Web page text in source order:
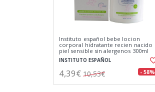
Instituto español bebe locion
corporal hidratante recien nacido
piel sensible sin alergenos 300ml
INSTITUTO ESPAÑOL
4,39€ 10,53€ - 58%